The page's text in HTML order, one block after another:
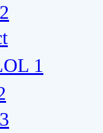
2
1
3